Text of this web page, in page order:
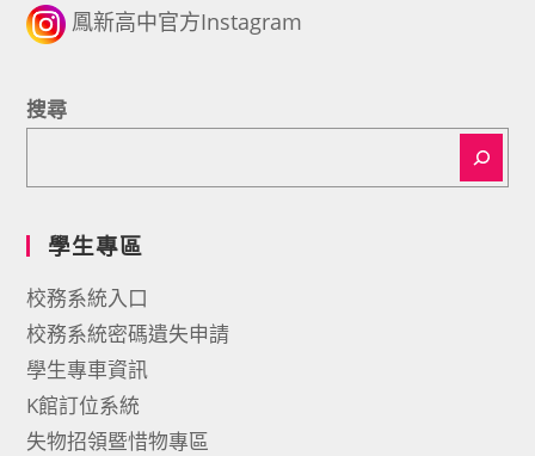
鳳新高中官方Instagram
搜尋
學生專區
校務系統入口
校務系統密碼遺失申請
學生專車資訊
K館訂位系統
失物招領暨惜物專區